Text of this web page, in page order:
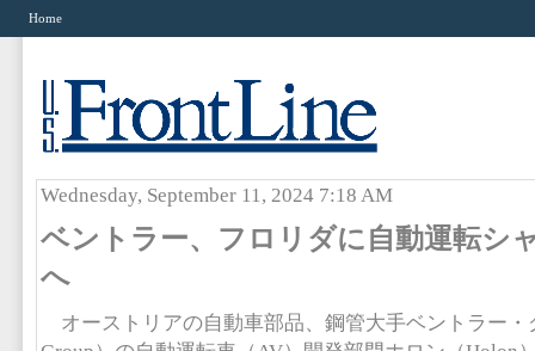
Home
Wednesday, September 11, 2024 7:18 AM
ベントラー、フロリダに自動運転シ
へ
オーストリアの自動車部品、鋼管大手ベントラー・